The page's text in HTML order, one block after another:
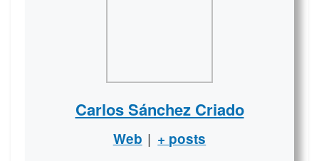
Carlos Sánchez Criado
Web | + posts